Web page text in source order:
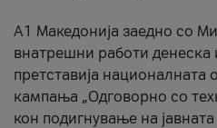
A1 Македонија заедно со
внатрешни работи денеска
претставија националната
кампања „Одговорно со
кон подигнување на